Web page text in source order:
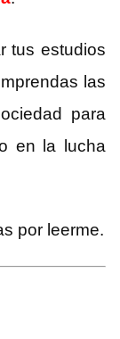
tus estudios
las
para
en la lucha
por leerme.